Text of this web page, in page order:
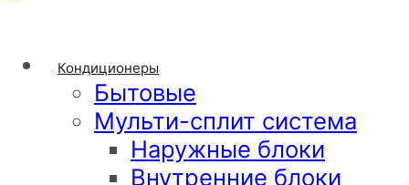
Кондиционеры
Бытовые
Мульти-сплит система
Наружные блоки
Внутренние блоки